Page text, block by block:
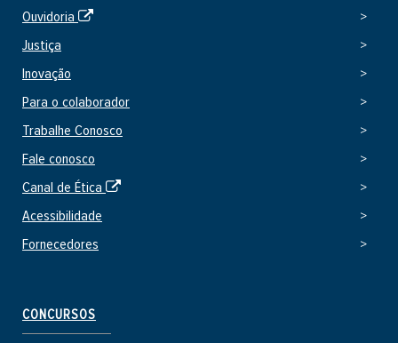
Ouvidoria
S
t
e
n
o
Justiça
Inovação
Para o colaborador
Trabalhe Conosco
Fale conosco
Canal de Ética
S
Acessibilidade
Fornecedores
CONCURSOS